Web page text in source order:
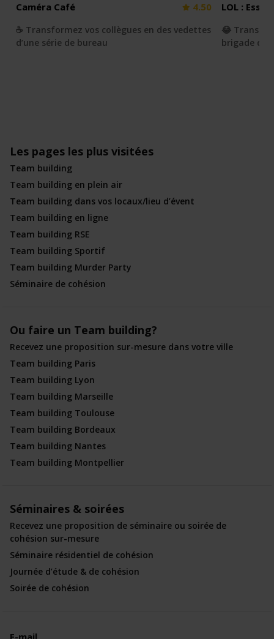
Caméra Café 4.50
☕️ Transformez vos collègues en des vedettes
d’une série de bureau
LOL :
😂
brigade du
Les pages les plus visitées
Team building
Team building en plein air
Team building dans vos locaux/lieu d’évent
Team building en ligne
Team building RSE
Team building Sportif
Team building Murder Party
Séminaire de cohésion
Ou faire un Team building?
Recevez une proposition sur-mesure dans votre ville
Team building Paris
Team building Lyon
Team building Marseille
Team building Toulouse
Team building Bordeaux
Team building Nantes
Team building Montpellier
Séminaires & soirées
Recevez une proposition de séminaire ou soirée de
cohésion sur-mesure
Séminaire résidentiel de cohésion
Journée d’étude & de cohésion
Soirée de cohésion
E-mail